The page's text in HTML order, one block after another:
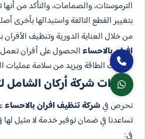
الترموستات، والصمامات، والتأكد من
بتغيير القطع التالفة واستبدالها بأخرى
من خلال العناية الدورية وتنظيف
افران بالاحساءالحصول على أفران
استهلاك الطاقة ويزيد من سلامة عمليات
خطوات شركة أركان الشامل
نحرص فيشركة تنظيف افران بالاحساء
تساعدنا في ضمان توفير خدمة لا مثيل لها
في: